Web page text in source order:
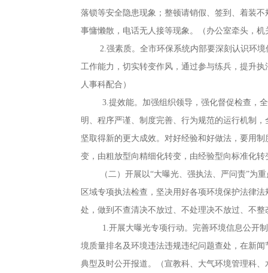
落锁等安全隐患现象 ； 整顿请销假、签到、着装
事慵懒散，电话无人接等现象。
（办公室牵头，
2.强素质。 全市环保系统内部要深刻认识环
工作能力 ， 切实转变作风，通过参与练兵 ， 提升执
人事科配合）
3.提效能。 加强组织领导，强化督促检查 ，
明、程序严谨、制度完善、行为规范的运行机制 ，
坚取得新的更大成效。对好经验和好做法 ， 要用制
变，由粗放型向精细化转变 ， 由经验型向标准化
（二）开展以“大曝光、强执法、严问责”为重
区域专项执法检查 ， 坚决用好各项环境保护法律
处 ， 做到不查清决不放过、不处理决不放过、不
1.开展大曝光专项行动。 完善环境信息公开
境质量排名及环境违法违规违纪问题查处，在新闻
典型及时公开报道。
（宣教科、大气环境管理科